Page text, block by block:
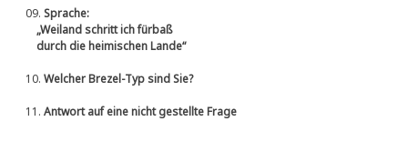
09.Sprache:
„Weiland schritt ich fürbaß
durch die heimischen Lande“
10.Welcher Brezel-Typ sind Sie?
11.Antwort auf eine nicht gestellte Frage